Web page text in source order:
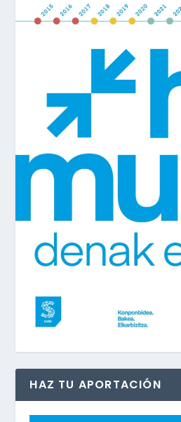
HAZ TU APORTACIÓN